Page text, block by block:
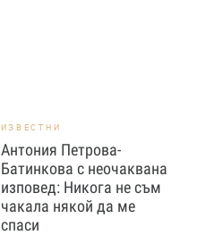
ИЗВЕСТНИ
Антония Петрова-
Батинкова с неочаквана
изповед: Никога не съм
чакала някой да ме
спаси